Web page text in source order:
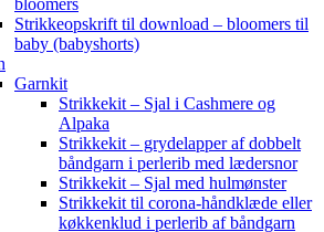
bloomers
Strikkeopskrift til download – bloomers til
baby (babyshorts)
Garnkit
Strikkekit – Sjal i Cashmere og
Alpaka
Strikkekit – grydelapper af dobbelt
båndgarn i perlerib med lædersnor
Strikkekit – Sjal med hulmønster
Strikkekit til corona-håndklæde eller
køkkenklud i perlerib af båndgarn